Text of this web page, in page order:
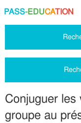
PASS-EDUCATION
Conjuguer
groupe au